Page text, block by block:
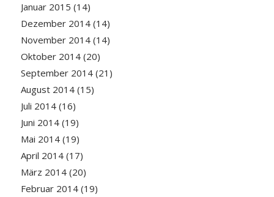
Januar 2015 (14)
Dezember 2014(14)
November 2014(14)
Oktober 2014(20)
September 2014(21)
August 2014(15)
Juli 2014(16)
Juni 2014(19)
Mai 2014(19)
April 2014(17)
März 2014(20)
Februar 2014(19)